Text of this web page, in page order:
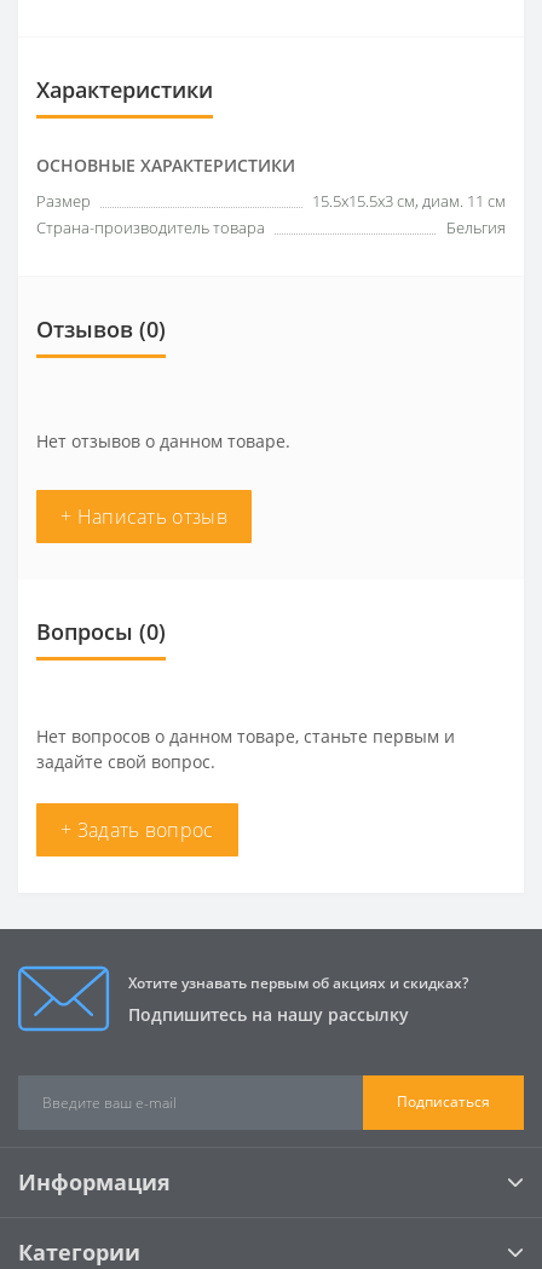
Характеристики
ОСНОВНЫЕ ХАРАКТЕРИСТИКИ
Размер
15.5х15.5х3 см, диам. 11 см
Страна-производитель товара
Бельгия
Отзывов (0)
Нет отзывов о данном товаре.
+ Написать отзыв
Вопросы (0)
Нет вопросов о данном товаре, станьте первым и
задайте свой вопрос.
+ Задать вопрос
Хотите узнавать первым об акциях и скидках?
Подпишитесь на нашу рассылку
Подписаться
Информация
Категории